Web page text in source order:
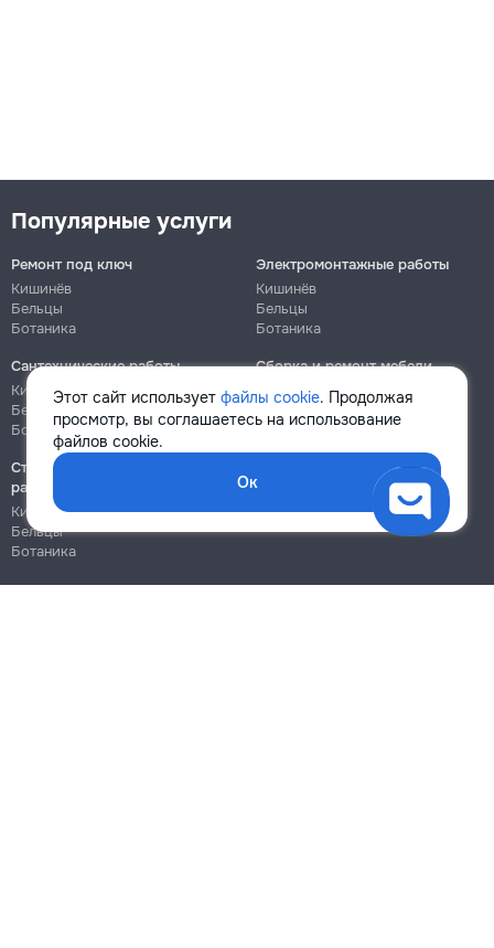
Этот сайт использует файлы cookie. Продолжая
просмотр, вы соглашаетесь на использование
файлов cookie.
Ок
Популярные услуги
Ремонт под ключ
Кишинёв
Бельцы
Ботаника
Электромонтажные работы
Кишинёв
Бельцы
Ботаника
Сантехнические работы
Кишинёв
Бельцы
Ботаника
Сборка и ремонт мебели
Кишинёв
Ботаника
Строительно-монтажные
работы
Кишинёв
Бельцы
Ботаника